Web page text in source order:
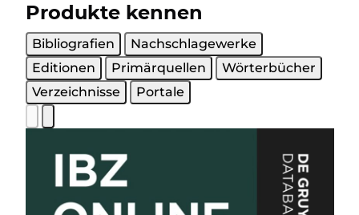
Produkte kennen
Bibliografien
Nachschlagewerke
Editionen
Primärquellen
Wörterbücher
Verzeichnisse
Portale